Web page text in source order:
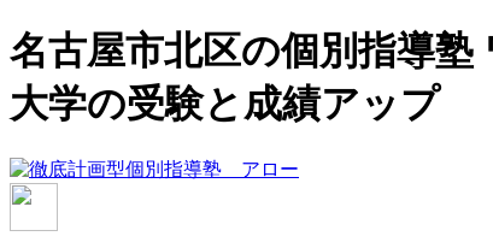
名古屋市北区の個別指導塾
大学の受験と成績アップ